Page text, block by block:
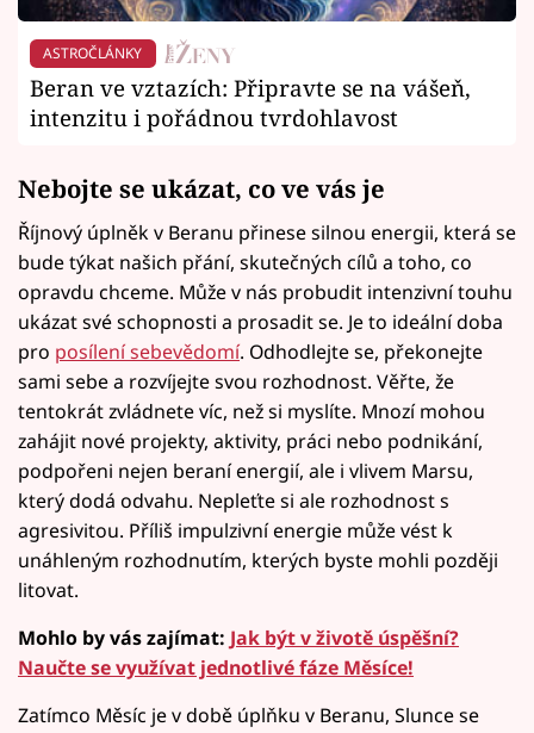
ASTROČLÁNKY
Beran ve vztazích: Připravte se na vášeň,
intenzitu i pořádnou tvrdohlavost
Nebojte se ukázat, co ve vás je
Říjnový úplněk v Beranu přinese silnou energii, která se
bude týkat našich přání, skutečných cílů a toho, co
opravdu chceme. Může v nás probudit intenzivní touhu
ukázat své schopnosti a prosadit se. Je to ideální doba
pro posílení sebevědomí. Odhodlejte se, překonejte
sami sebe a rozvíjejte svou rozhodnost. Věřte, že
tentokrát zvládnete víc, než si myslíte. Mnozí mohou
zahájit nové projekty, aktivity, práci nebo podnikání,
podpořeni nejen beraní energií, ale i vlivem Marsu,
který dodá odvahu. Nepleťte si ale rozhodnost s
agresivitou. Příliš impulzivní energie může vést k
unáhleným rozhodnutím, kterých byste mohli později
litovat.
Mohlo by vás zajímat: Jak být v životě úspěšní?
Naučte se využívat jednotlivé fáze Měsíce!
Zatímco Měsíc je v době úplňku v Beranu, Slunce se